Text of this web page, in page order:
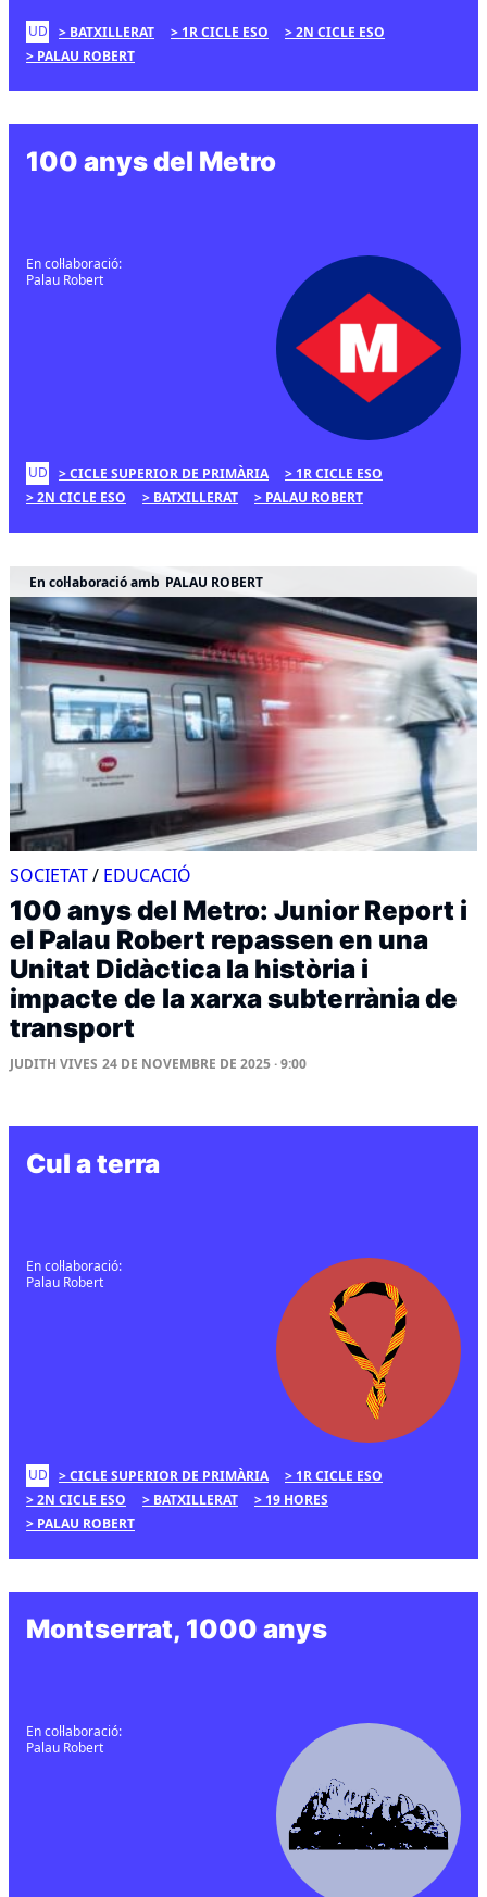
UD BATXILLERAT 1R CICLE ESO
2N CICLE ESO
PALAU ROBERT
100 anys del Metro
En col·laboració:
Palau Robert
UD CICLE SUPERIOR DE PRIMÀRIA
1R CICLE ESO
2N CICLE ESO
BATXILLERAT PALAU ROBERT
En col·laboració amb PALAU ROBERT
SOCIETAT/ EDUCACIÓ
100 anys del Metro: Junior Report i
el Palau Robert repassen en una
Unitat Didàctica la història i
impacte de la xarxa subterrània de
transport
JUDITH VIVES 24 DE NOVEMBRE DE 2025 · 9:00
Cul a terra
En col·laboració:
Palau Robert
UD CICLE SUPERIOR DE PRIMÀRIA
1R CICLE ESO
2N CICLE ESO
BATXILLERAT
19 HORES
PALAU ROBERT
Montserrat, 1000 anys
En col·laboració:
Palau Robert